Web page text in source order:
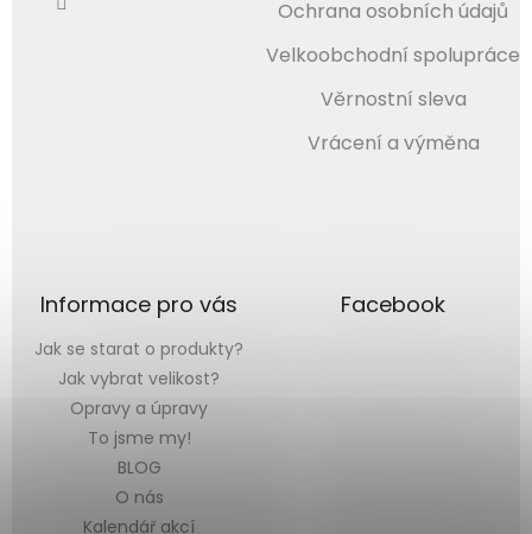
Ochrana osobních údajů
Velkoobchodní spolupráce
Věrnostní sleva
Vrácení a výměna
Informace pro vás
Jak se starat o produkty?
Jak vybrat velikost?
Opravy a úpravy
To jsme my!
BLOG
O nás
Kalendář akcí
Facebook